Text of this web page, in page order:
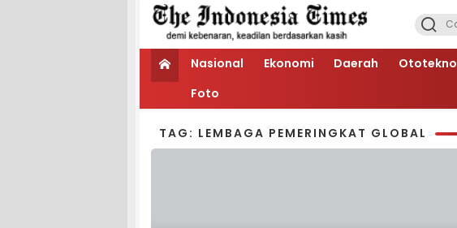
Nasional Ekonomi Daerah Ototekno
Foto
TAG: LEMBAGA PEMERINGKAT GLOBAL